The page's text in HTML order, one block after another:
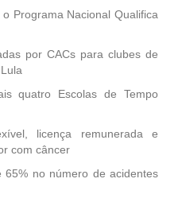
Programa Nacional Qualifica
por CACs para clubes de
quatro Escolas de Tempo
licença remunerada e
com câncer
no número de acidentes